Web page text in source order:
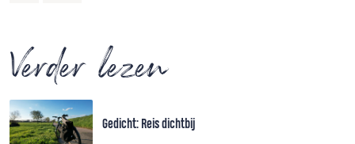
Verder lezen
Gedicht: Reis dichtbij